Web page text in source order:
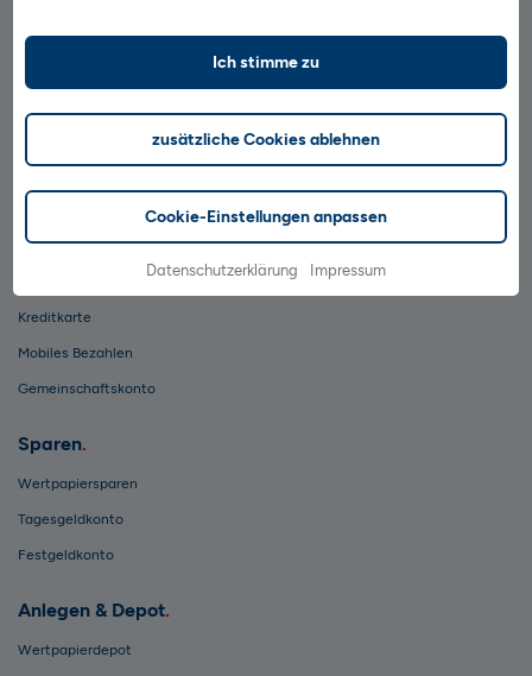
Ich stimme zu
zusätzliche Cookies ablehnen
Cookie-Einstellungen anpassen
Datenschutzerklärung Impressum
AGB & Preise
Vertrag widerrufen
Kreditkarte
Mobiles Bezahlen
Gemeinschaftskonto
Sparen
Wertpapiersparen
Tagesgeldkonto
Festgeldkonto
Anlegen & Depot
Wertpapierdepot